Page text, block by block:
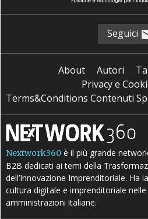
Seguici
About Autori
Privacy e
Terms&Conditions Contenuti
Nextwork360 è il più grande
B2B dedicati ai temi della
dell’Innovazione Imprenditoriale. Ha
cultura digitale e imprenditoriale
amministrazioni italiane.